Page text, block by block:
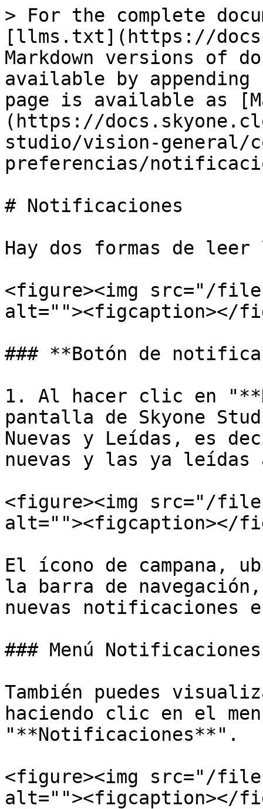
> For the complete
[llms.txt](https://
Markdown versions of
available by
page is available as
(https://
studio/vision-general/
preferencias/
# Notificaciones
Hay dos formas de
<figure><img src="/files/
alt=""><figcaption></
### **Botón de
1. Al hacer clic en
pantalla de Skyone
Nuevas y Leídas, es
nuevas y las ya leídas
<figure><img src="/files/
alt=""><figcaption></
El ícono de campana,
la barra de
nuevas notificaciones
### Menú Notificaciones
También puedes
haciendo clic en el
"**Notificaciones**".
<figure><img src="/files/
alt=""><figcaption></